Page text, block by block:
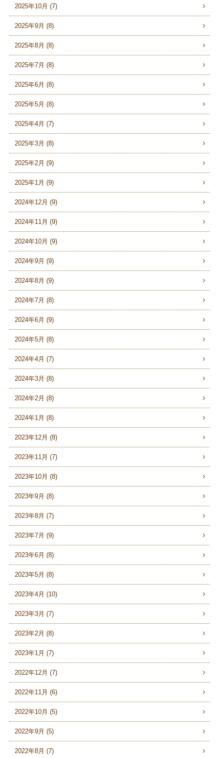
2025年10月 (7)
2025年9月 (8)
2025年8月 (8)
2025年7月 (8)
2025年6月 (8)
2025年5月 (8)
2025年4月 (7)
2025年3月 (8)
2025年2月 (9)
2025年1月 (9)
2024年12月 (9)
2024年11月 (9)
2024年10月 (9)
2024年9月 (9)
2024年8月 (9)
2024年7月 (8)
2024年6月 (9)
2024年5月 (8)
2024年4月 (7)
2024年3月 (8)
2024年2月 (8)
2024年1月 (8)
2023年12月 (8)
2023年11月 (7)
2023年10月 (8)
2023年9月 (8)
2023年8月 (7)
2023年7月 (9)
2023年6月 (8)
2023年5月 (8)
2023年4月 (10)
2023年3月 (7)
2023年2月 (8)
2023年1月 (7)
2022年12月 (7)
2022年11月 (6)
2022年10月 (5)
2022年9月 (5)
2022年8月 (7)